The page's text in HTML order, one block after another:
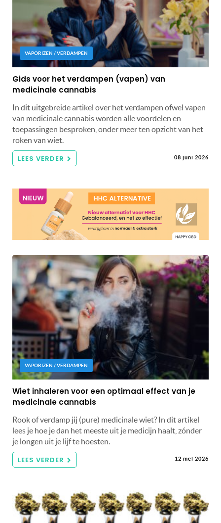
VAPORIZEN / VERDAMPEN
Gids voor het verdampen (vapen) van
medicinale cannabis
In dit uitgebreide artikel over het verdampen ofwel vapen
van medicinale cannabis worden alle voordelen en
toepassingen besproken, onder meer ten opzicht van het
roken van wiet.
LEES VERDER 08 juni 2026
VAPORIZEN / VERDAMPEN
Wiet inhaleren voor een optimaal effect van je
medicinale cannabis
Rook of verdamp jij (pure) medicinale wiet? In dit artikel
lees je hoe je dan het meeste uit je medicijn haalt, zónder
je longen uit je lijf te hoesten.
LEES VERDER 12 mei 2026